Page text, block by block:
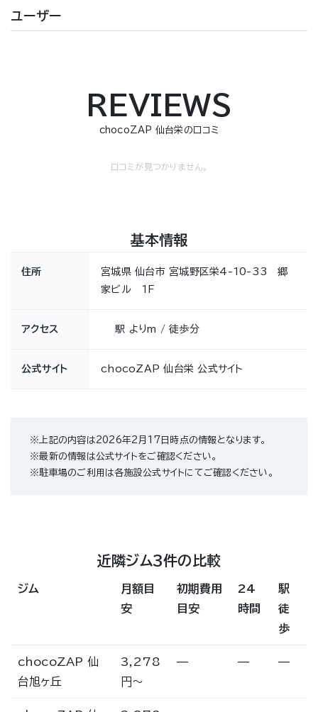
ユーザー
REVIEWS
chocoZAP 仙台栄の口コミ
口コミが見つかりません。
基本情報
住所
宮城県 仙台市 宮城野区栄4-10-33 郷
家ビル 1F
アクセス 駅 よりm / 徒歩分
公式サイト chocoZAP 仙台栄 公式サイト
※上記の内容は2026年2月17日時点の情報となります。
※最新の情報は公式サイトをご確認ください。
※駐車場のご利用は各施設公式サイトにてご確認ください。
近隣ジム3件の比較
ジム
月額目
安
初期費用
目安
24
時間
駅
徒
歩
chocoZAP 仙
台旭ヶ丘
3,278
円〜
— — —